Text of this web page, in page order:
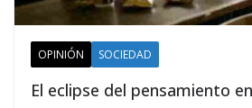
OPINIÓN SOCIEDAD
El eclipse del pensamiento